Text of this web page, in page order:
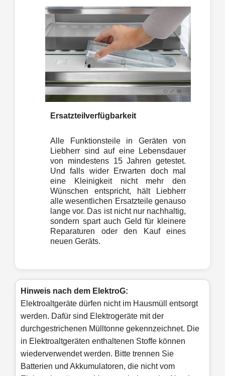
Ersatzteilverfügbarkeit
Alle Funktionsteile in Geräten von
Liebherr sind auf eine Lebensdauer
von mindestens 15 Jahren getestet.
Und falls wider Erwarten doch mal
eine Kleinigkeit nicht mehr den
Wünschen entspricht, hält Liebherr
alle wesentlichen Ersatzteile genauso
lange vor. Das ist nicht nur nachhaltig,
sondern spart auch Geld für kleinere
Reparaturen oder den Kauf eines
neuen Geräts.
Hinweis nach dem ElektroG:
Elektroaltgeräte dürfen nicht im Hausmüll entsorgt
werden. Dafür sind Elektrogeräte mit der
durchgestrichenen Mülltonne gekennzeichnet. Die
in Elektroaltgeräten enthaltenen Stoffe können
wiederverwendet werden. Bitte trennen Sie
Batterien und Akkumulatoren, die nicht vom